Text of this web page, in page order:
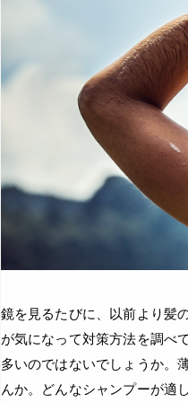
鏡を見るたびに、以前より髪
が気になって対策方法を調べ
多いのではないでしょうか。
んか。どんなシャンプーが適